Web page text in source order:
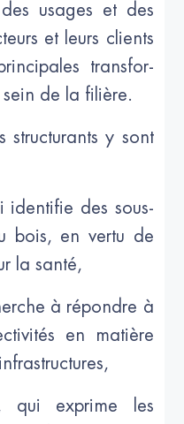
usages et des
et leurs clients
transfor-
sein de la filière.
structurants y sont
identifie des sous-
bois, en vertu de
la santé,
à répondre à
en matière
qui exprime les